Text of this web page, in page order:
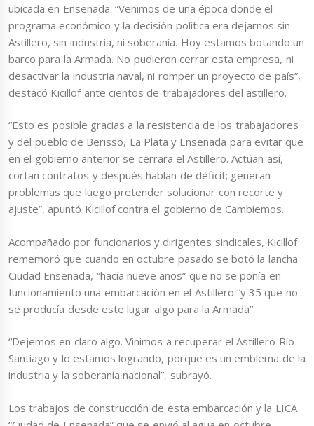
ubicada en Ensenada. “Venimos de una época donde el
programa económico y la decisión política era dejarnos sin
Astillero, sin industria, ni soberanía. Hoy estamos botando un
barco para la Armada. No pudieron cerrar esta empresa, ni
desactivar la industria naval, ni romper un proyecto de país”,
destacó Kicillof ante cientos de trabajadores del astillero.
“Esto es posible gracias a la resistencia de los trabajadores
y del pueblo de Berisso, La Plata y Ensenada para evitar que
en el gobierno anterior se cerrara el Astillero. Actúan así,
cortan contratos y después hablan de déficit; generan
problemas que luego pretender solucionar con recorte y
ajuste”, apuntó Kicillof contra el gobierno de Cambiemos.
Acompañado por funcionarios y dirigentes sindicales, Kicillof
rememoró que cuando en octubre pasado se botó la lancha
Ciudad Ensenada, “hacía nueve años” que no se ponía en
funcionamiento una embarcación en el Astillero “y 35 que no
se producía desde este lugar algo para la Armada”.
“Dejemos en claro algo. Vinimos a recuperar el Astillero Río
Santiago y lo estamos logrando, porque es un emblema de la
industria y la soberanía nacional”, subrayó.
Los trabajos de construcción de esta embarcación y la LICA